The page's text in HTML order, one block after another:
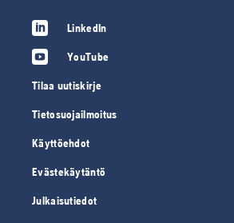
LinkedIn
YouTube
Tilaa uutiskirje
Tietosuojailmoitus
Käyttöehdot
Evästekäytäntö
Julkaisutiedot